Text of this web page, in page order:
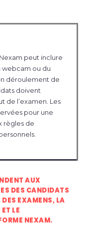
peut inclure
webcam ou du
déroulement de
doivent
de l’examen. Les
pour une
règles de
AUX
DES CANDIDATS
EXAMENS, LA
LE
NEXAM.